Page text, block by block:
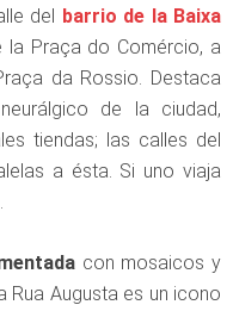
del barrio de la Baixa
la Praça do Comércio, a
da Rossio. Destaca
de la ciudad,
tiendas; las calles del
a ésta. Si uno viaja
con mosaicos y
Rua Augusta es un icono